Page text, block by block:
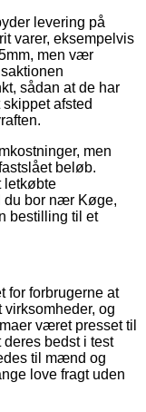
levering på
varer, eksempelvis
men vær
sådan at de har
afsted
men
beløb.
letkøbte
du bor nær Køge,
bestilling til et
for forbrugerne at
og
været presset til
bedst i test
til mænd og
love fragt uden